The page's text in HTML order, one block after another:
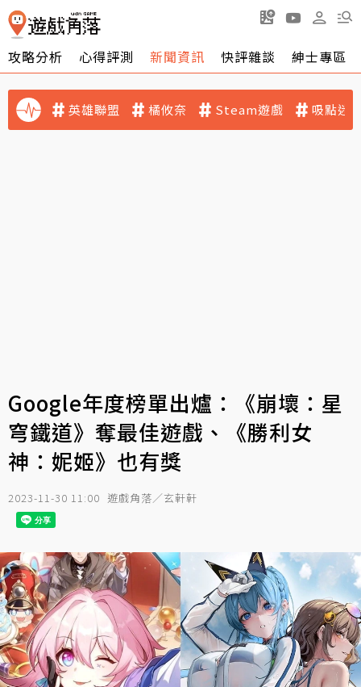
攻略分析 心得評測 新聞資訊 快評雜談 紳士專區
英雄聯盟 橘攸奈 Steam遊戲 吸點迷
Google年度榜單出爐：《崩壞：星
穹鐵道》奪最佳遊戲、《勝利女
神：妮姬》也有獎
2023-11-30 11:00 遊戲角落／玄軒軒